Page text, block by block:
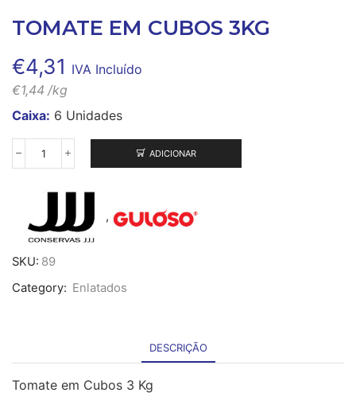
TOMATE EM CUBOS 3KG
€4,31 IVA Incluído
€1,44 /kg
Caixa: 6 Unidades
Quantidade
Tomate
Cubos
3Kg
ADICIONAR
,
SKU: 89
Category: Enlatados
DESCRIÇÃO
Tomate em Cubos 3 Kg